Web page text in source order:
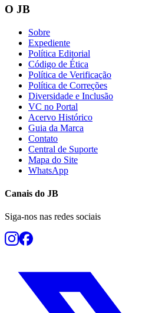
O JB
Sobre
Expediente
Política Editorial
Código de Ética
Política de Verificação
Política de Correções
Diversidade e Inclusão
VC no Portal
Acervo Histórico
Guia da Marca
Contato
Central de Suporte
Mapa do Site
WhatsApp
Canais do JB
Siga-nos nas redes sociais